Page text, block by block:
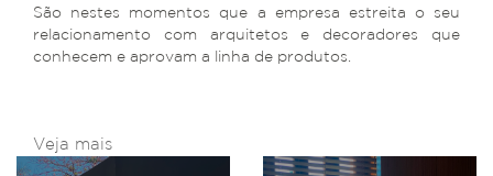
São nestes momentos que a empresa estreita o seu
relacionamento com arquitetos e decoradores que
conhecem e aprovam a linha de produtos.
Veja mais